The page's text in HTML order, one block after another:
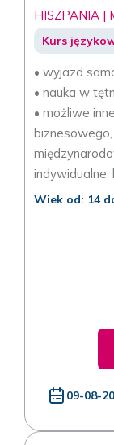
HISZPANIA |
Kurs
• wyjazd
• nauka w
• możliwe
indywidualne,
Wiek od: 14
09-08-